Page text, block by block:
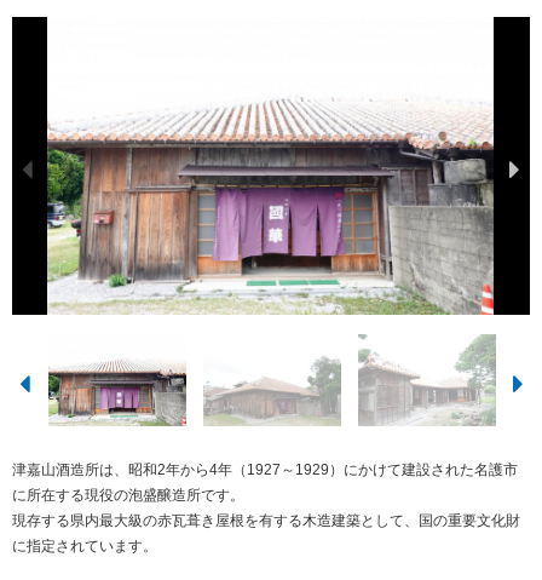
津嘉山酒造所は、昭和2年から4年（1927～1929）にかけて建設された名護市
に所在する現役の泡盛醸造所です。
現存する県内最大級の赤瓦葺き屋根を有する木造建築として、国の重要文化財
に指定されています。